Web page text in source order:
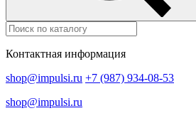
Контактная информация
shop@impulsi.ru +7 (987) 934-08-53
shop@impulsi.ru